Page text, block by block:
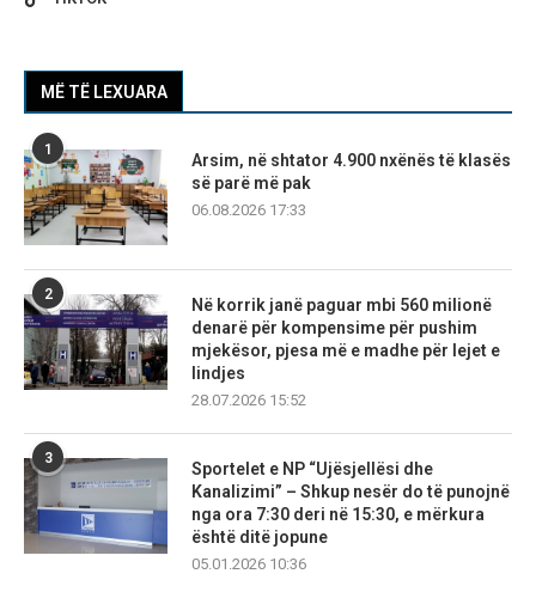
MË TË LEXUARA
1
Arsim, në shtator 4.900 nxënës të klasës
së parë më pak
06.08.2026 17:33
2
Në korrik janë paguar mbi 560 milionë
denarë për kompensime për pushim
mjekësor, pjesa më e madhe për lejet e
lindjes
28.07.2026 15:52
3
Sportelet e NP “Ujësjellësi dhe
Kanalizimi” – Shkup nesër do të punojnë
nga ora 7:30 deri në 15:30, e mërkura
është ditë jopune
05.01.2026 10:36